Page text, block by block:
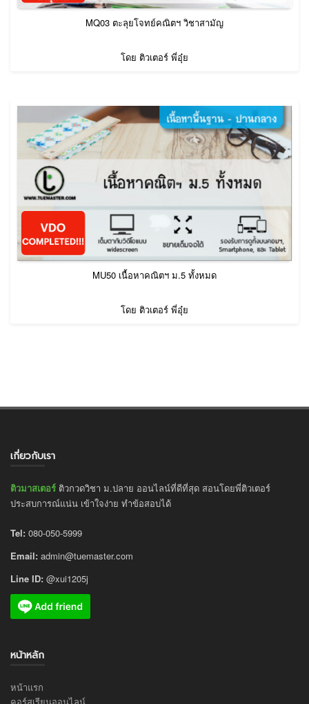
MQ03 ตะลุยโจทย์คณิตฯ วิชาสามัญ
โดย ติวเตอร์ พี่อุ๋ย
MU50 เนื้อหาคณิตฯ ม.5 ทั้งหมด
โดย ติวเตอร์ พี่อุ๋ย
เกี่ยวกับเรา
ติวมาสเตอร์ ติวกวดวิชา ม.ปลาย ออนไลน์ที่ดีที่สุด สอนโดยพี่ติวเตอร์
ประสบการณ์แน่น เข้าใจง่าย ทำข้อสอบได้
Tel: 080-050-5999
Email: admin@tuemaster.com
Line ID: @xui1205j
หน้าหลัก
หน้าแรก